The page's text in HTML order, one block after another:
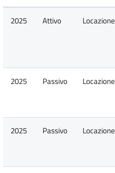
2025 Attivo Locazione
2025 Passivo Locazione
2025 Passivo Locazione